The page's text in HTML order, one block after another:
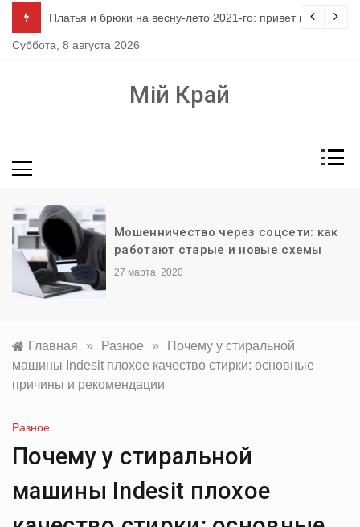
содержимому
Платья и брюки на весну-лето 2021-го: привет из 80-х
Суббота, 8 августа 2026
Мій Край
Мошенничество через соцсети: как
работают старые и новые схемы
27 марта, 2020
Главная » Разное »
Почему у стиральной
машины Indesit плохое качество стирки: основные
причины и рекомендации
Разное
Почему у стиральной
машины Indesit плохое